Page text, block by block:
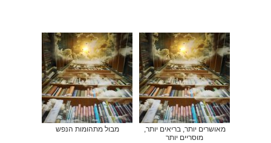
מאושרים יותר, בריאים יותר,
מוסריים יותר
מבול מתהומות הנפש